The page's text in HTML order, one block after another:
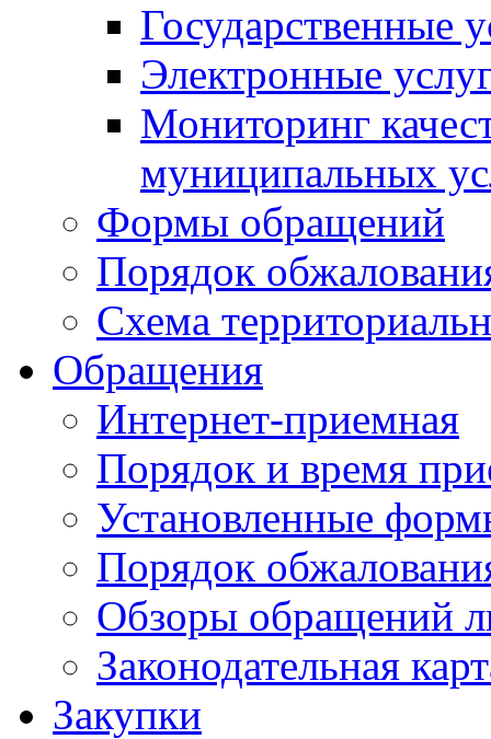
Государственные
Электронные
Мониторинг
муниципальных
Формы обращений
Порядок
Схема
Обращения
Интернет-приемная
Порядок и время
Установленные
Порядок
Обзоры обращений
Законодательная
Закупки